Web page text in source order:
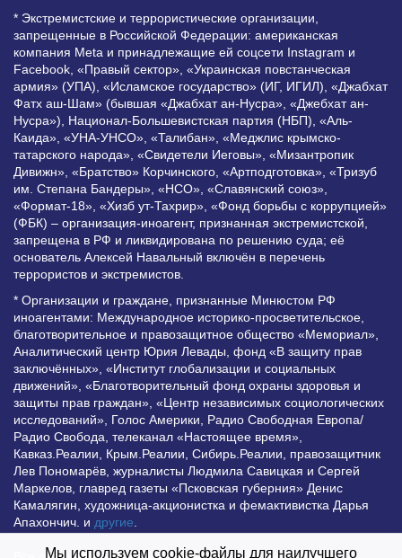
* Экстремистские и террористические организации,
запрещенные в Российской Федерации: американская
компания Meta и принадлежащие ей соцсети Instagram и
Facebook, «Правый сектор», «Украинская повстанческая
армия» (УПА), «Исламское государство» (ИГ, ИГИЛ), «Джабхат
Фатх аш-Шам» (бывшая «Джабхат ан-Нусра», «Джебхат ан-
Нусра»), Национал-Большевистская партия (НБП), «Аль-
Каида», «УНА-УНСО», «Талибан», «Меджлис крымско-
татарского народа», «Свидетели Иеговы», «Мизантропик
Дивижн», «Братство» Корчинского, «Артподготовка», «Тризуб
им. Степана Бандеры», «НСО», «Славянский союз»,
«Формат-18», «Хизб ут-Тахрир», «Фонд борьбы с коррупцией»
(ФБК) – организация-иноагент, признанная экстремистской,
запрещена в РФ и ликвидирована по решению суда; её
основатель Алексей Навальный включён в перечень
террористов и экстремистов.
* Организации и граждане, признанные Минюстом РФ
иноагентами: Международное историко-просветительское,
благотворительное и правозащитное общество «Мемориал»,
Аналитический центр Юрия Левады, фонд «В защиту прав
заключённых», «Институт глобализации и социальных
движений», «Благотворительный фонд охраны здоровья и
защиты прав граждан», «Центр независимых социологических
исследований», Голос Америки, Радио Свободная Европа/
Радио Свобода, телеканал «Настоящее время»,
Кавказ.Реалии, Крым.Реалии, Сибирь.Реалии, правозащитник
Лев Пономарёв, журналисты Людмила Савицкая и Сергей
Маркелов, главред газеты «Псковская губерния» Денис
Камалягин, художница-акционистка и фемактивистка Дарья
Апахончич. и другие
Мы используем cookie-файлы для наилучшего